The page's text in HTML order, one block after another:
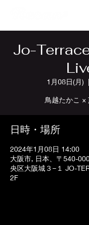
Jo-
1月08日(月)
  |
鳥越たかこ ×
日時・場所
2024年1月08日 14:00
大阪市, 日本、〒540-
央区大阪城３−１ JO-
2F